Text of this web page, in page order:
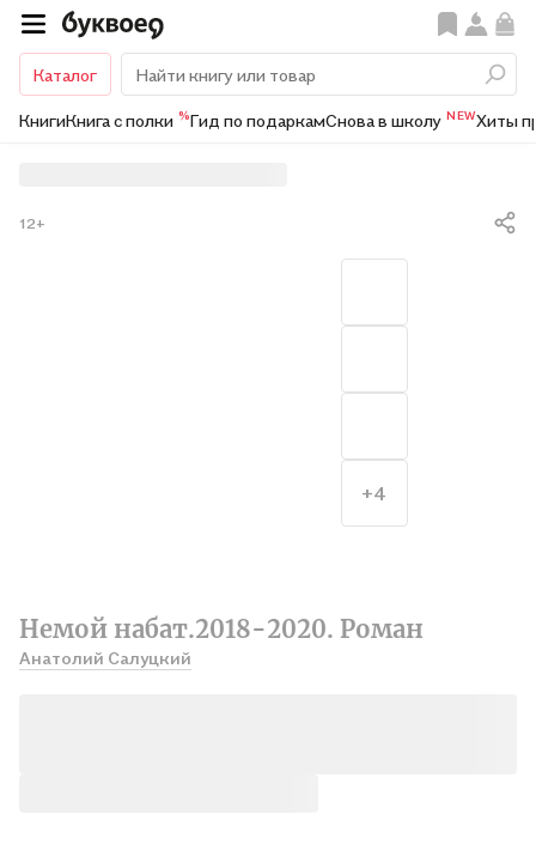
Каталог
КнигиКнига с полки %Гид по подаркамСнова в школу NEWХиты
Немой набат.2018-2020. Роман
Анатолий Салуцкий
12+
+4